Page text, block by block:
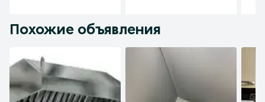
Похожие объявления